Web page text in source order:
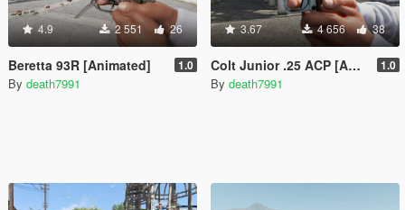
4.9 2 551 26
Beretta 93R [Animated] 1.0
By death7991
3.67 4 656 38
Colt Junior .25 ACP [Animated] 1.0
By death7991